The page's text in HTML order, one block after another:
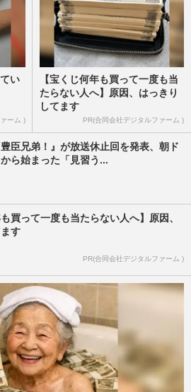
い
ーム )
【宝くじ何年も買って一度も当
たらない人へ】原因、はっきり
してます
PR(合同会社デジタルファーム )
臣兄弟！』が放送休止回を発表、朝ド
ら始まった「見習う...
も買って一度も当たらない人へ】原因、
す
PR(合同会社デジタルファーム )